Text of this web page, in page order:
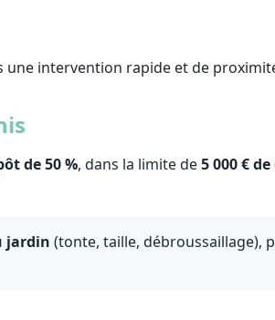
une intervention rapide et de
de 50 %, dans la limite de5 000 €
jardin (tonte, taille, débroussaillage),